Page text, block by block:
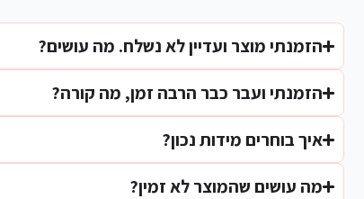
הזמנתי מוצר ועדיין לא נשלח. מה עושים?
הזמנתי ועבר כבר הרבה זמן, מה קורה?
איך בוחרים מידות נכון?
מה עושים שהמוצר לא זמין?